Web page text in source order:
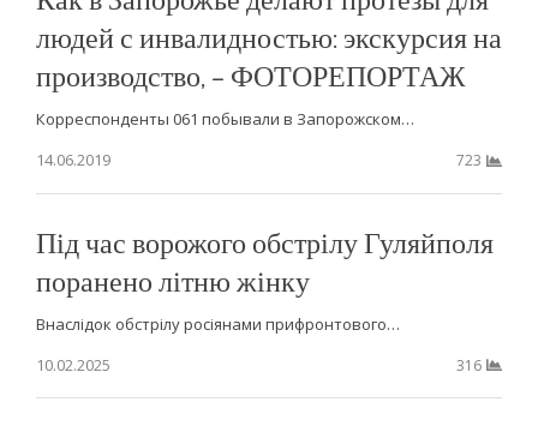
людей с инвалидностью: экскурсия на
производство, – ФОТОРЕПОРТАЖ
Корреспонденты 061 побывали в Запорожском…
14.06.2019
723
Під час ворожого обстрілу Гуляйполя
поранено літню жінку
Внаслідок обстрілу росіянами прифронтового…
10.02.2025
316